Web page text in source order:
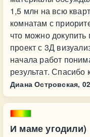
1,5 млн на всю
комнатам с
что можно
проект с 3Д
начала работ
результат. Спасибо
Диана Островская,
И маме угодили)